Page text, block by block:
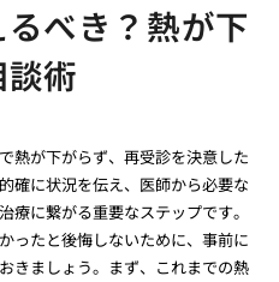
べき？熱が下
術
熱が下がらず、再受診を決意した
確に状況を伝え、医師から必要な
療に繋がる重要なステップです。
ったと後悔しないために、事前に
きましょう。まず、これまでの熱